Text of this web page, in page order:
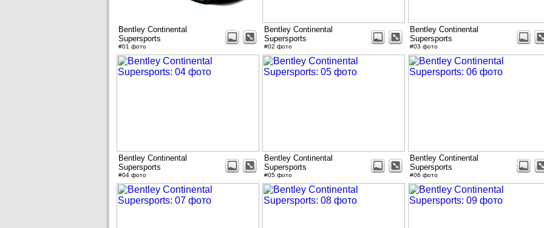
Bentley Continental
Supersports
#01 фото
Bentley Continental
Supersports
#02 фото
Bentley Continental
Supersports
#03 фото
Bentley Continental
Supersports
#04 фото
Bentley Continental
Supersports
#05 фото
Bentley Continental
Supersports
#06 фото